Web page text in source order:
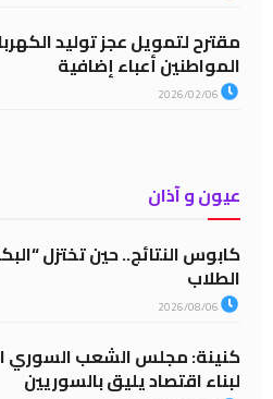
مقترح لتمويل عجز توليد
المواطنين أعباء إضافية
عيون و آذان
الطلاب
كنينة: مجلس الشعب السوري
لبناء اقتصاد يليق بالسوريين